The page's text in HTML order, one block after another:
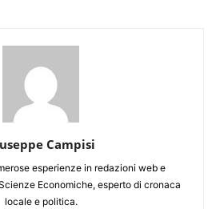
Campisi
esperienze in redazioni web e
Economiche, esperto di cronaca
locale e politica.